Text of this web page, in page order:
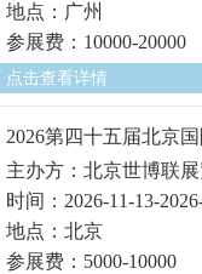
地点：广州
参展费：10000-20000
点击查看详情
2026第四十五届北京
主办方：北京世博联
时间：2026-11-13-
地点：北京
参展费：5000-10000